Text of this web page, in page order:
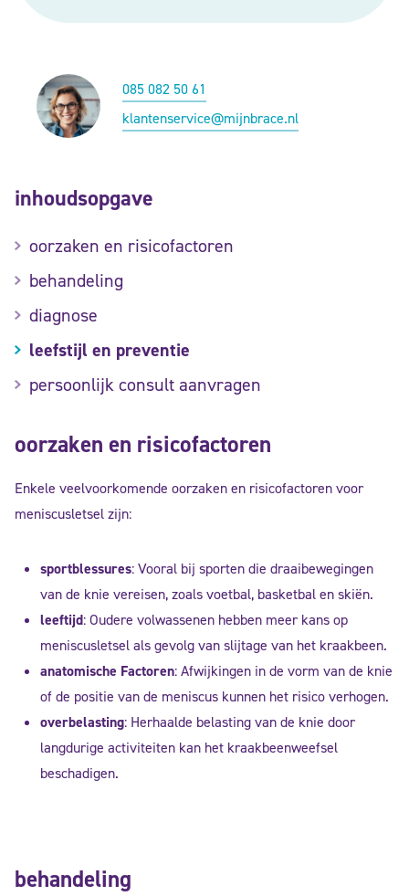
085 082 50 61
klantenservice@mijnbrace.nl
oorzaken en risicofactoren
Enkele veelvoorkomende oorzaken en risicofactoren voor
meniscusletsel zijn:
sportblessures: Vooral bij sporten die draaibewegingen
van de knie vereisen, zoals voetbal, basketbal en skiën.
leeftijd: Oudere volwassenen hebben meer kans op
meniscusletsel als gevolg van slijtage van het kraakbeen.
anatomische Factoren: Afwijkingen in de vorm van de knie
of de positie van de meniscus kunnen het risico verhogen.
overbelasting: Herhaalde belasting van de knie door
langdurige activiteiten kan het kraakbeenweefsel
beschadigen.
behandeling
inhoudsopgave
oorzaken en risicofactoren
behandeling
diagnose
leefstijl en preventie
persoonlijk consult aanvragen